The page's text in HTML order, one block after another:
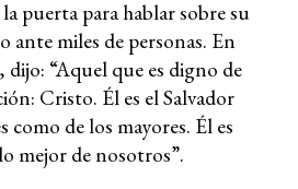
puerta para hablar sobre su
ante miles de personas. En
dijo: “Aquel que es digno de
Cristo. Él es el Salvador
como de los mayores. Él es
mejor de nosotros”.